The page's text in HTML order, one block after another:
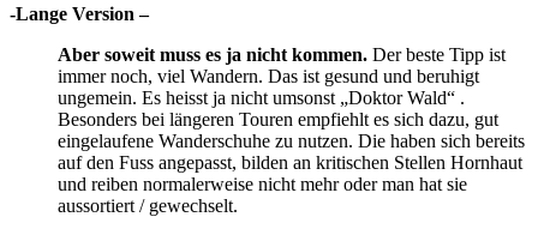
-Lange Version –
Aber soweit muss es ja nicht kommen. Der beste Tipp ist
immer noch, viel Wandern. Das ist gesund und beruhigt
ungemein. Es heisst ja nicht umsonst „Doktor Wald“ .
Besonders bei längeren Touren empfiehlt es sich dazu, gut
eingelaufene Wanderschuhe zu nutzen. Die haben sich bereits
auf den Fuss angepasst, bilden an kritischen Stellen Hornhaut
und reiben normalerweise nicht mehr oder man hat sie
aussortiert / gewechselt.